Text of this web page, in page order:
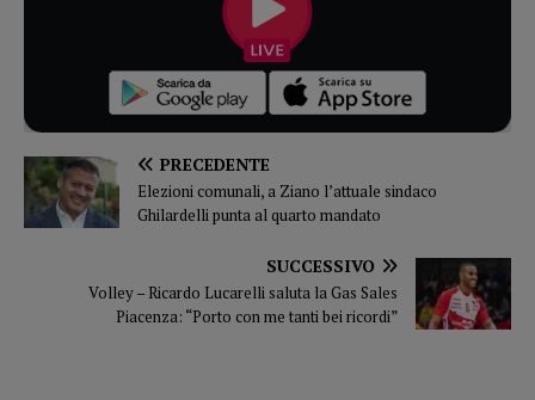
PRECEDENTE
Elezioni comunali, a Ziano l’attuale sindaco
Ghilardelli punta al quarto mandato
SUCCESSIVO
Volley – Ricardo Lucarelli saluta la Gas Sales
Piacenza: “Porto con me tanti bei ricordi”